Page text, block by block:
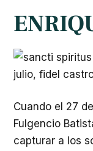
Cuando el 27
Fulgencio
capturar a los